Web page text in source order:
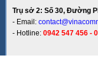
Trụ sở 2: Số 30, Đường
- Email:
- Hotline: 0942 547 456 -